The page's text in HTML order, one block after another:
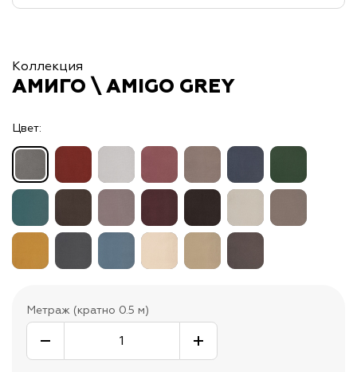
Коллекция
АМИГО \ AMIGO GREY
Цвет:
Метраж (кратно 0.5 м)